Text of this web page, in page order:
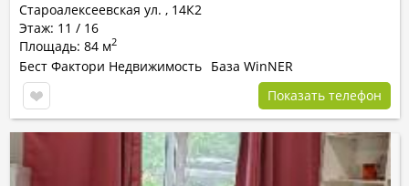
Староалексеевская ул. , 14К2
Этаж: 11 / 16
Площадь: 84 м2
Бест Фактори Недвижимость База WinNER
Показать телефон